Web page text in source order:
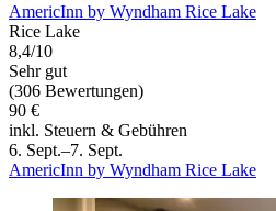
AmericInn by Wyndham Rice Lake
Rice Lake
8,4/10
Sehr gut
(306 Bewertungen)
90 €
inkl. Steuern & Gebühren
6. Sept.–7. Sept.
AmericInn by Wyndham Rice Lake